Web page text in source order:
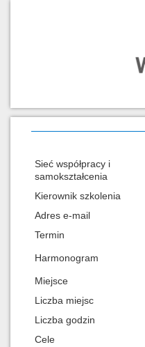
Sieć współpracy i
samokształcenia
Kierownik szkolenia
Adres e-mail
Termin
Harmonogram
Miejsce
Liczba miejsc
Liczba godzin
Cele